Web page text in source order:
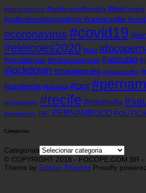
#alvaroporto #andersonferreira #bolsonaro
#cabodesantoagostinho #camaragibe
#coronavirus #covid19
#eleicoes2020 #eua
#geraldojulio #hidroxicloroquina #jaboatao
#lockdown #mariliaarraes #miguelcoelho
#pandemia #paulista #pcr
#rafaeldantas #recife #retomada
#vereadores FBC PERNAMBUCO POLÍTICA
Categorias
Categorias
© COPYRIGHT 2018 - FOCOPE.COM.BR -
Theme by Scissor Themes Proudly